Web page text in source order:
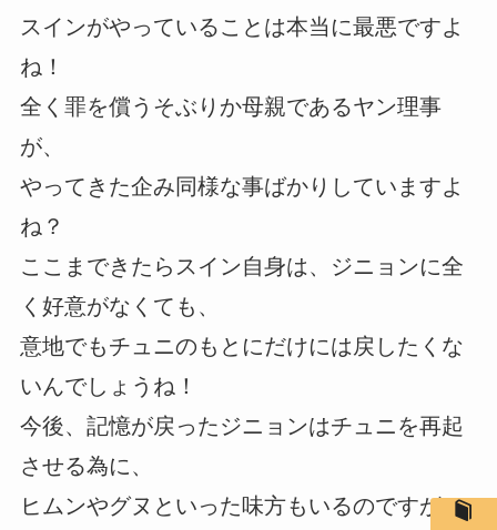
スインがやっていることは本当に最悪ですよ
ね！
全く罪を償うそぶりか母親であるヤン理事
が、
やってきた企み同様な事ばかりしていますよ
ね？
ここまできたらスイン自身は、ジニョンに全
く好意がなくても、
意地でもチュニのもとにだけには戻したくな
いんでしょうね！
今後、記憶が戻ったジニョンはチュニを再起
させる為に、
ヒムンやグヌといった味方もいるのですが、